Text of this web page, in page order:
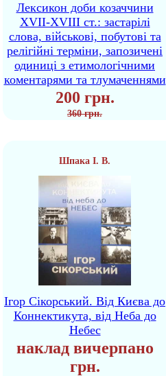
Лексикон доби козаччини
XVII-XVIII ст.: застарілі
слова, військові, побутові та
релігійні терміни, запозичені
одиниці з етимологічними
коментарями та тлумаченнями
200 грн.
360 грн.
Шпака І. В.
Ігор Сікорський. Від Києва до
Коннектикута, від Неба до
Небес
наклад вичерпано
грн.